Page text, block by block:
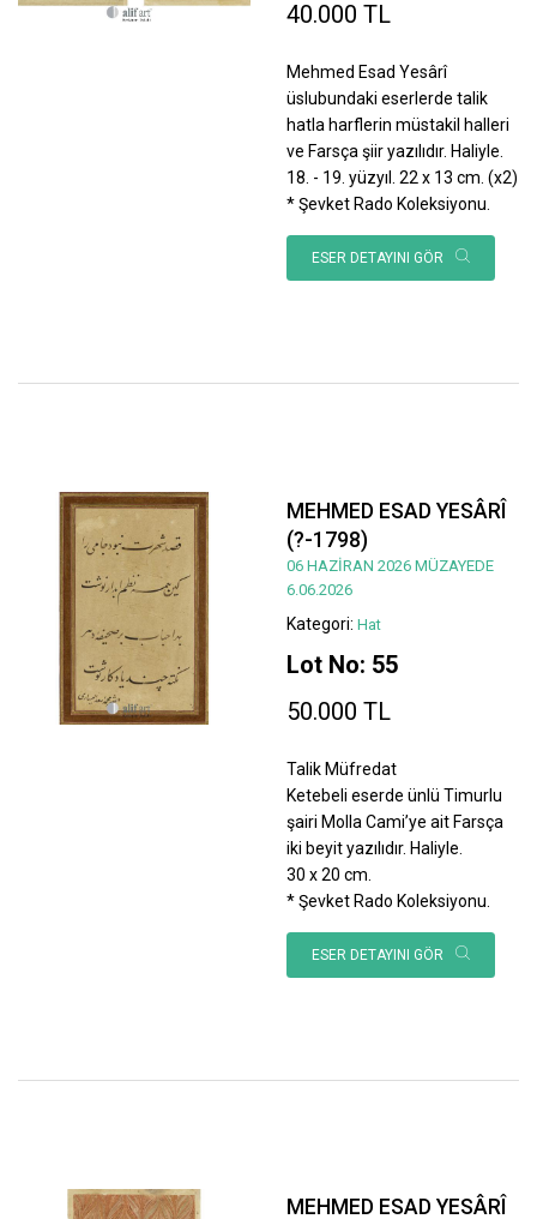
40.000 TL
Mehmed Esad Yesârî
üslubundaki eserlerde talik
hatla harflerin müstakil halleri
ve Farsça şiir yazılıdır. Haliyle.
18. - 19. yüzyıl. 22 x 13 cm. (x2)
* Şevket Rado Koleksiyonu.
ESER DETAYINI GÖR
MEHMED ESAD YESÂRÎ
(?-1798)
06 HAZİRAN 2026 MÜZAYEDE
6.06.2026
Kategori: Hat
Lot No: 55
50.000 TL
Talik Müfredat
Ketebeli eserde ünlü Timurlu
şairi Molla Cami’ye ait Farsça
iki beyit yazılıdır. Haliyle.
30 x 20 cm.
* Şevket Rado Koleksiyonu.
ESER DETAYINI GÖR
MEHMED ESAD YESÂRÎ